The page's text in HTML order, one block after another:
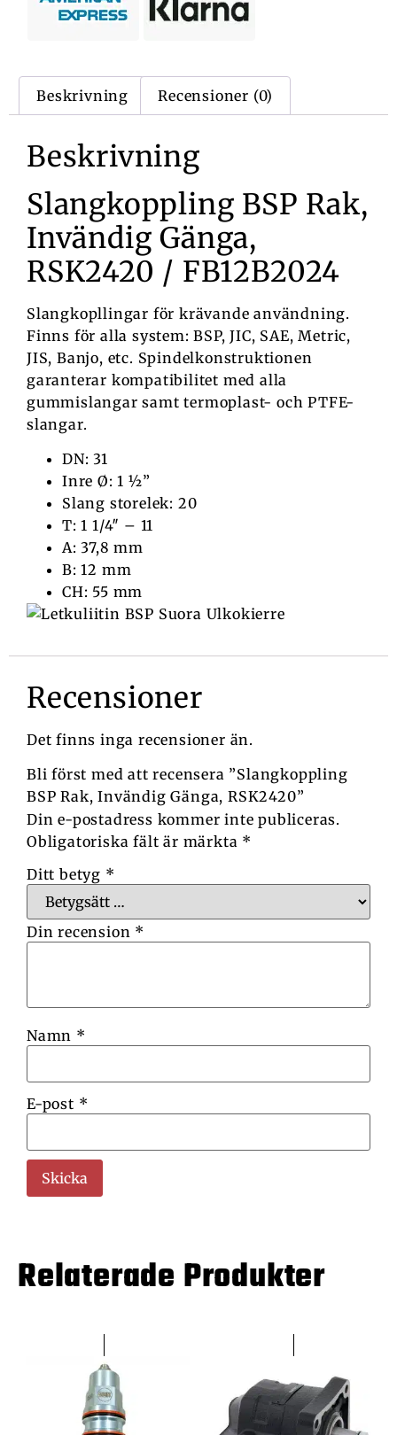
Beskrivning Recensioner (0)
Beskrivning
Slangkoppling BSP Rak,
Invändig Gänga,
RSK2420 / FB12B2024
Slangkopllingar för krävande användning.
Finns för alla system: BSP, JIC, SAE, Metric,
JIS, Banjo, etc. Spindelkonstruktionen
garanterar kompatibilitet med alla
gummislangar samt termoplast- och PTFE-
slangar.
DN: 31
Inre Ø: 1 ½”
Slang storelek: 20
T: 1 1/4″ – 11
A: 37,8 mm
B: 12 mm
CH: 55 mm
Recensioner
Det finns inga recensioner än.
Bli först med att recensera ”Slangkoppling
BSP Rak, Invändig Gänga, RSK2420”
Din e-postadress kommer inte publiceras.
Obligatoriska fält är märkta *
Ditt betyg *
Din recension *
Namn *
E-post *
Relaterade Produkter